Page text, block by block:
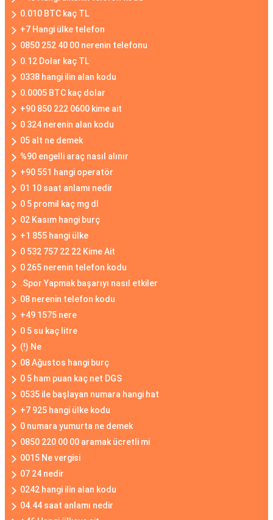
0.010 BTC kaç TL
+7 Hangi ülke telefon
0850 252 40 00 nerenin telefonu
0.12 Dolar kaç TL
0338 hangi ilin alan kodu
0.0005 BTC kaç dolar
+90 850 222 0600 kime ait
0 324 nerenin alan kodu
05 alt ne demek
%90 engelli araç nasıl alınır
+90 551 hangi operatör
01 10 saat anlamı nedir
0 5 promil kaç mg dl
02 Kasım hangi burç
+1 855 hangi ülke
0 532 757 22 22 Kime Ait
0 265 nerenin telefon kodu
.Spor Yapmak başarıyı nasıl etkiler
08 nerenin telefon kodu
+49 1575 nere
0 5 su kaç litre
(!) Ne
08 Ağustos hangi burç
0 5 ham puan kaç net DGS
0535 ile başlayan numara hangi hat
+7 925 hangi ülke kodu
0 numara yumurta ne demek
0850 220 00 00 aramak ücretli mi
0015 Ne vergisi
07 24 nedir
0242 hangi ilin alan kodu
04.44 saat anlamı nedir